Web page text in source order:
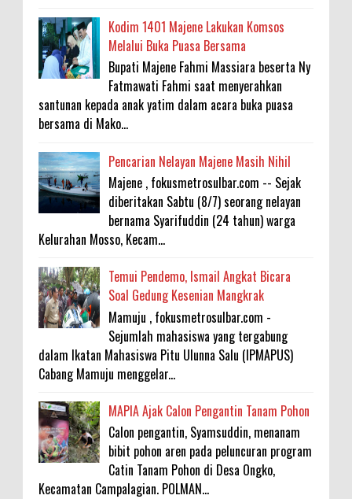
Kodim 1401 Majene Lakukan Komsos
Melalui Buka Puasa Bersama
Bupati Majene Fahmi Massiara beserta Ny
Fatmawati Fahmi saat menyerahkan
santunan kepada anak yatim dalam acara buka puasa
bersama di Mako...
Pencarian Nelayan Majene Masih Nihil
Majene , fokusmetrosulbar.com -- Sejak
diberitakan Sabtu (8/7) seorang nelayan
bernama Syarifuddin (24 tahun) warga
Kelurahan Mosso, Kecam...
Temui Pendemo, Ismail Angkat Bicara
Soal Gedung Kesenian Mangkrak
Mamuju , fokusmetrosulbar.com -
Sejumlah mahasiswa yang tergabung
dalam Ikatan Mahasiswa Pitu Ulunna Salu (IPMAPUS)
Cabang Mamuju menggelar...
MAPIA Ajak Calon Pengantin Tanam Pohon
Calon pengantin, Syamsuddin, menanam
bibit pohon aren pada peluncuran program
Catin Tanam Pohon di Desa Ongko,
Kecamatan Campalagian. POLMAN...